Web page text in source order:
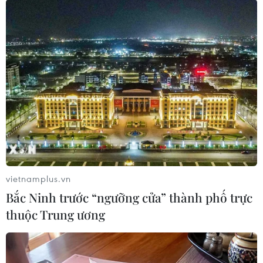
#Tên lửa tầm xa #Mỹ-Ukraine
#Volodymyr Zelensky
#Bom chùm
#Cung cấp vũ khí Mỹ Ukraine
Theo dõi VietnamPlus
vietnamplus.vn
Bắc Ninh trước “ngưỡng cửa” thành phố trực
thuộc Trung ương